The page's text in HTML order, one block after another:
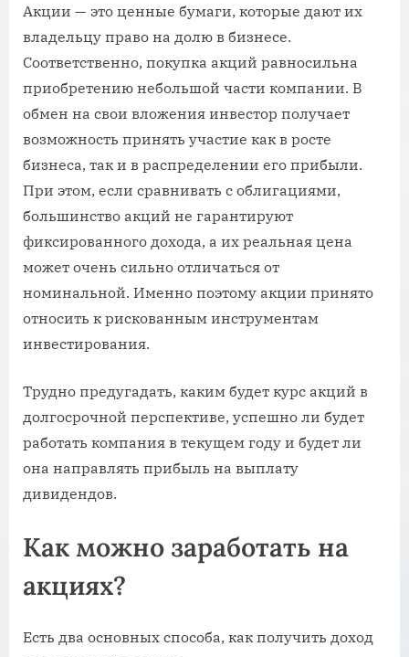
Акции — это ценные бумаги, которые дают их
владельцу право на долю в бизнесе.
Соответственно, покупка акций равносильна
приобретению небольшой части компании. В
обмен на свои вложения инвестор получает
возможность принять участие как в росте
бизнеса, так и в распределении его прибыли.
При этом, если сравнивать с облигациями,
большинство акций не гарантируют
фиксированного дохода, а их реальная цена
может очень сильно отличаться от
номинальной. Именно поэтому акции принято
относить к рискованным инструментам
инвестирования.
Трудно предугадать, каким будет курс акций в
долгосрочной перспективе, успешно ли будет
работать компания в текущем году и будет ли
она направлять прибыль на выплату
дивидендов.
Как можно заработать на
акциях?
Есть два основных способа, как получить доход